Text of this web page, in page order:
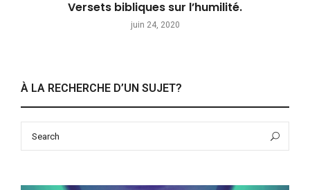
Versets bibliques sur l’humilité.
juin 24, 2020
À LA RECHERCHE D’UN SUJET?